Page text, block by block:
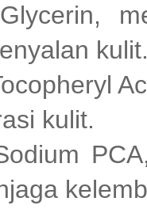
kulit.
kulit.